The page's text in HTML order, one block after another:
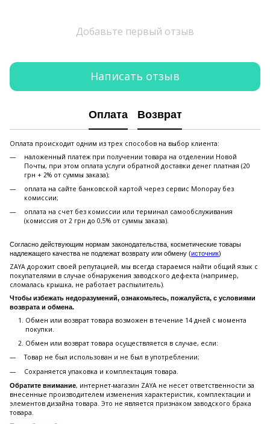
Добавьте первый отзыв
Написать отзыв
Оплата Возврат
Оплата происходит одним из трех способов на выбор клиента:
наложенный платеж при получении товара на отделении Новой
Почты, при этом оплата услуги обратной доставки денег платная (20
грн + 2% от суммы заказа);
оплата на сайте банковской картой через сервис Monopay без
комиссии;
оплата на счет без комиссии или терминал самообслуживания
(комиссия от 2 грн до 0,5% от суммы заказа).
Согласно действующим нормам законодательства, косметические товары
надлежащего качества не подлежат возврату или обмену (источник)
ZAYA дорожит своей репутацией, мы всегда стараемся найти общий язык с
покупателями в случае обнаружения заводского дефекта (например,
сломалась крышка, не работает распылитель).
Чтобы избежать недоразумений, ознакомьтесь, пожалуйста, с условиями
возврата и обмена.
Обмен или возврат товара возможен в течение 14 дней с момента
покупки.
Обмен или возврат товара осуществляется в случае, если:
Товар не был использован и не был в употреблении;
Сохраняется упаковка и комплектация товара.
Обратите внимание, интернет-магазин ZAYA не несет ответственности за
внесенные производителем изменения характеристик, комплектации и
элементов дизайна товара. Это не является признаком заводского брака
товара.